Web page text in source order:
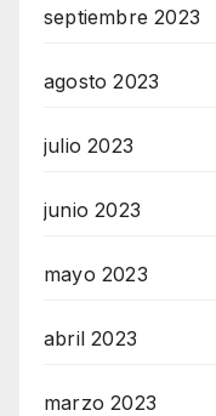
septiembre 2023
agosto 2023
julio 2023
junio 2023
mayo 2023
abril 2023
marzo 2023